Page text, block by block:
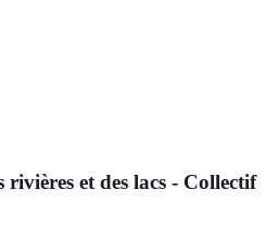
rivières et des lacs - Collectif